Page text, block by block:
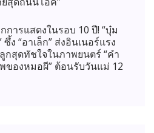
การแสดงในรอบ 10 ปี! “บุ๋ม
ง “อาเล็ก” ส่งอินเนอร์แรง
กสุดทัชใจในภาพยนตร์ “คำ
ของหมอผี” ต้อนรับวันแม่ 12